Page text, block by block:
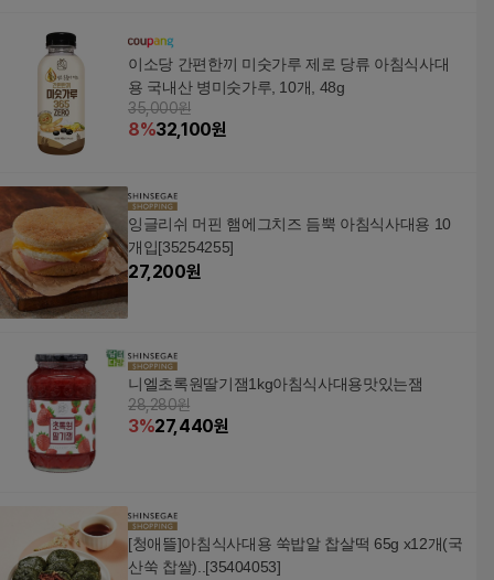
이소당 간편한끼 미숫가루 제로 당류 아침식사대
용 국내산 병미숫가루, 10개, 48g
35,000원
8%32,100원
잉글리쉬 머핀 햄에그치즈 듬뿍 아침식사대용 10
개입[35254255]
27,200원
니엘초록원딸기잼1kg아침식사대용맛있는잼
28,280원
3%27,440원
[청애뜰]아침식사대용 쑥밥알 찹살떡 65g x12개(국
산쑥 찹쌀)..[35404053]